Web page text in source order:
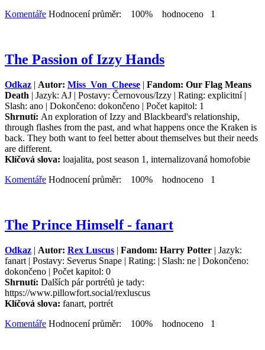
Komentáře Hodnocení průměr: 100% hodnoceno 1
The Passion of Izzy Hands
Odkaz | Autor: Miss_Von_Cheese | Fandom: Our Flag Means
Death | Jazyk: AJ | Postavy: Černovous/Izzy | Rating: explicitní |
Slash: ano | Dokončeno: dokončeno | Počet kapitol: 1
Shrnutí: An exploration of Izzy and Blackbeard's relationship,
through flashes from the past, and what happens once the Kraken is
back. They both want to feel better about themselves but their needs
are different.
Klíčová slova: loajalita, post season 1, internalizovaná homofobie
Komentáře Hodnocení průměr: 100% hodnoceno 1
The Prince Himself - fanart
Odkaz | Autor: Rex Luscus | Fandom: Harry Potter | Jazyk:
fanart | Postavy: Severus Snape | Rating: | Slash: ne | Dokončeno:
dokončeno | Počet kapitol: 0
Shrnutí: Dalších pár portrétů je tady:
https://www.pillowfort.social/rexluscus
Klíčová slova: fanart, portrét
Komentáře Hodnocení průměr: 100% hodnoceno 1